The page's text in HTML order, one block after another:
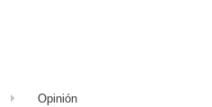
Opinión